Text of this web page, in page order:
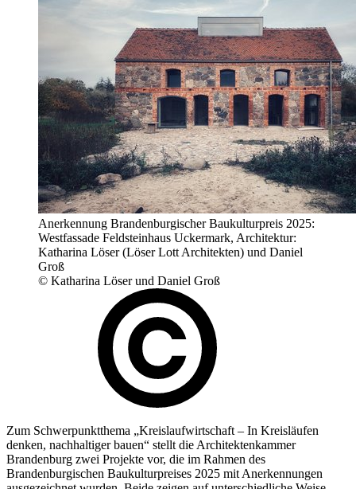
Anerkennung Brandenburgischer Baukulturpreis 2025:
Westfassade Feldsteinhaus Uckermark, Architektur:
Katharina Löser (Löser Lott Architekten) und Daniel
Groß
© Katharina Löser und Daniel Groß
Zum Schwerpunktthema „Kreislaufwirtschaft – In Kreisläufen
denken, nachhaltiger bauen“ stellt die Architektenkammer
Brandenburg zwei Projekte vor, die im Rahmen des
Brandenburgischen Baukulturpreises 2025 mit Anerkennungen